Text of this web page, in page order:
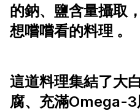
的鈉、鹽含量攝取
想嚐嚐看的料理 。
這道料理集結了大
腐、充滿Omega-3